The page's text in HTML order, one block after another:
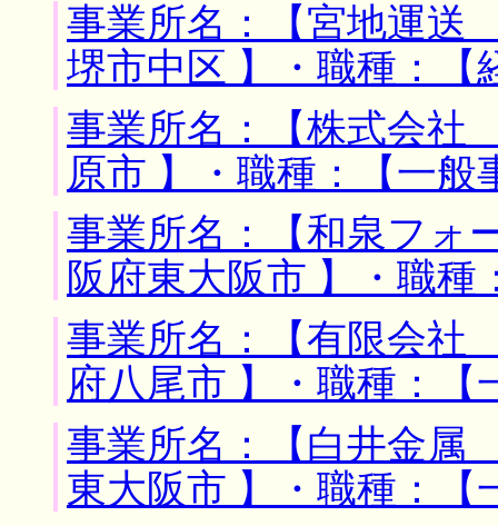
事業所名：【宮地運送
堺市中区 】・職種：【
事業所名：【株式会社
原市 】・職種：【一
事業所名：【和泉フ
阪府東大阪市 】・職種
事業所名：【有限会社
府八尾市 】・職種：【
事業所名：【白井金属
東大阪市 】・職種：【